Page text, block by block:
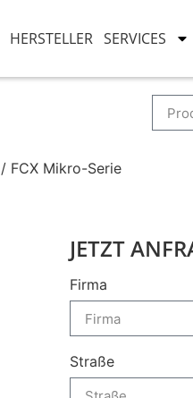
HERSTELLER SERVICES
/ FCX Mikro-Serie
JETZT
Firma
Straße